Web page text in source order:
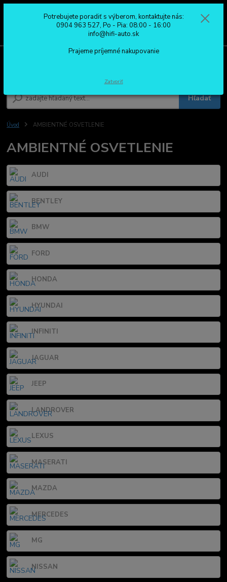
Hľadať
0904 963 527
Po - Pia: 08:00 - 16:00
Úvod AMBIENTNÉ OSVETLENIE
AMBIENTNÉ OSVETLENIE
AUDI
BENTLEY
BMW
FORD
HONDA
HYUNDAI
INFINITI
JAGUAR
JEEP
LANDROVER
LEXUS
MASERATI
MAZDA
MERCEDES
MG
NISSAN
Potrebujete poradiť s výberom, kontaktujte nás:
0904 963 527, Po - Pia: 08:00 - 16:00
info@hifi-auto.sk
Prajeme príjemné nakupovanie
Zatvoriť